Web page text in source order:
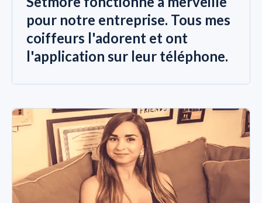
pour notre entreprise. Tous mes
coiffeurs l'adorent et ont
l'application sur leur téléphone.